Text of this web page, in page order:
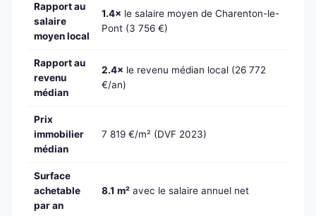
Rapport au
salaire
moyen local
1.4× le salaire moyen de Charenton-le-
Pont (3 756 €)
Rapport au
revenu
médian
2.4× le revenu médian local (26 772
€/an)
Prix
immobilier
médian
7 819 €/m² (DVF 2023)
Surface
achetable
par an
8.1 m² avec le salaire annuel net